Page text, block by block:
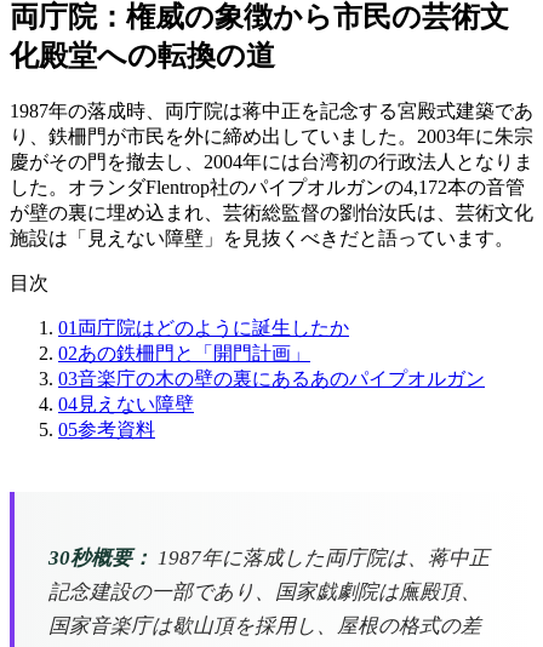
両庁院：権威の象徴から市民の芸術文
化殿堂への転換の道
1987年の落成時、両庁院は蒋中正を記念する宮殿式建築であ
り、鉄柵門が市民を外に締め出していました。2003年に朱宗
慶がその門を撤去し、2004年には台湾初の行政法人となりま
した。オランダFlentrop社のパイプオルガンの4,172本の音管
が壁の裏に埋め込まれ、芸術総監督の劉怡汝氏は、芸術文化
施設は「見えない障壁」を見抜くべきだと語っています。
目次
01 両庁院はどのように誕生したか
02あの鉄柵門と「開門計画」
03音楽庁の木の壁の裏にあるあのパイプオルガン
04見えない障壁
05参考資料
30秒概要： 1987年に落成した両庁院は、蒋中正
記念建設の一部であり、国家戯劇院は廡殿頂、
国家音楽庁は歇山頂を採用し、屋根の格式の差